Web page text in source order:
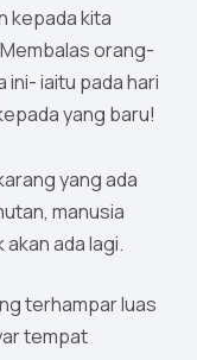
kepada kita
Membalas orang-
ini- iaitu pada hari
yang baru!
yang ada
manusia
ada lagi.
terhampar luas
tempat